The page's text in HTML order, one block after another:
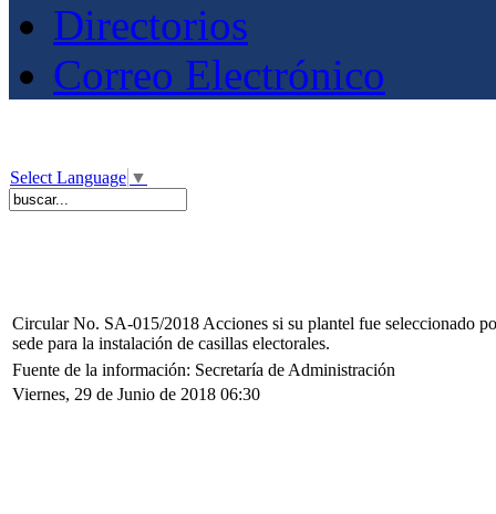
Directorios
Correo Electrónico
Select Language ▼
Circular No. SA-015/2018 Acciones si su plantel fue seleccionado
sede para la instalación de casillas electorales.
Fuente de la información: Secretaría de Administración
Viernes, 29 de Junio de 2018 06:30